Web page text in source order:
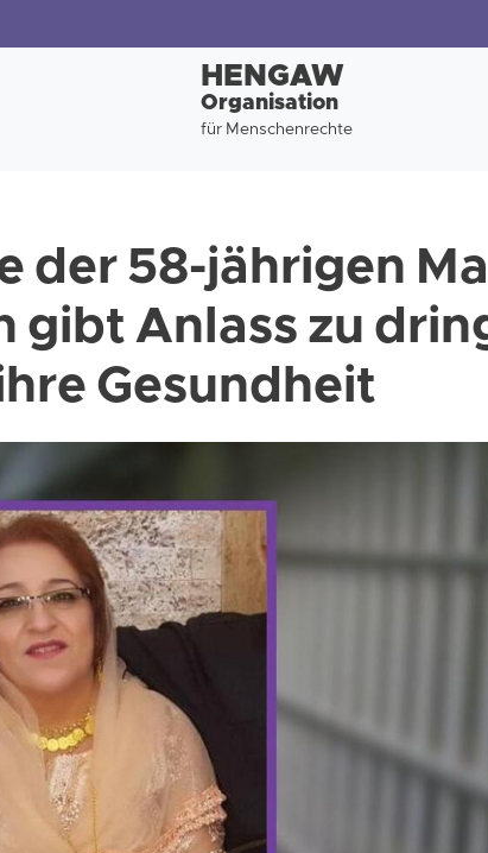
HENGAW
Organisation
für Menschenrechte
der 58-jährigen
gibt Anlass zu
Gesundheit